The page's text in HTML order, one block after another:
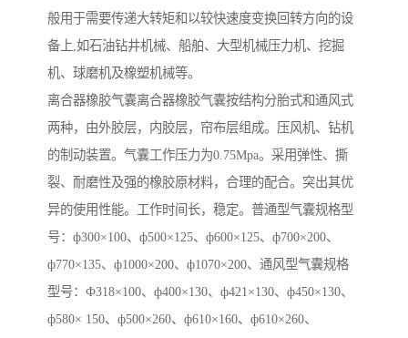
般用于需要传递大转矩和以较快速度变换回转方向的设
备上,如石油钻井机械、船舶、大型机械压力机、挖掘
机、球磨机及橡塑机械等。
离合器橡胶气囊离合器橡胶气囊按结构分胎式和通风式
两种，由外胶层，内胶层，帘布层组成。压风机、钻机
的制动装置。气囊工作压力为0.75Mpa。采用弹性、撕
裂、耐磨性及强的橡胶原材料，合理的配合。突出其优
异的使用性能。工作时间长，稳定。普通型气囊规格型
号：ф300×100、ф500×125、ф600×125、ф700×200、
ф770×135、ф1000×200、ф1070×200、通风型气囊规格
型号：Ф318×100、ф400×130、ф421×130、ф450×130、
ф580× 150、ф500×260、ф610×160、ф610×260、